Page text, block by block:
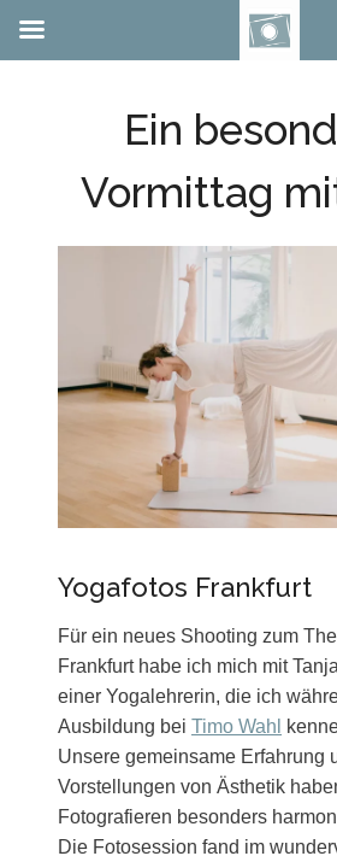
Ein
Vormittag
Yogafotos Frankfurt
Für ein neues Shooting zum
Frankfurt habe ich mich mit
einer Yogalehrerin, die ich
Ausbildung bei Timo Wahl
Unsere gemeinsame Erfahrung
Vorstellungen von Ästhetik
Fotografieren besonders
Die Fotosession fand im